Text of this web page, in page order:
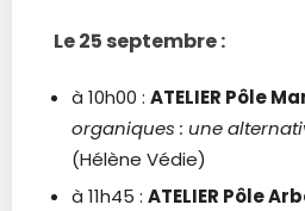
Le 25 septembre :
à 10h00 : ATELIER Pôle
organiques : une
(Hélène Védie)
à 11h45 : ATELIER Pôle